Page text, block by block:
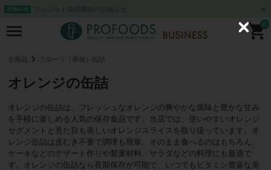
お知らせ クレジット決済開始のお知らせ
0
全商品 フルーツ（果物）缶詰
オレンジの缶詰
オレンジの缶詰は、フレッシュなオレンジの爽やかな風味と豊かな甘み
を手軽に楽しめる人気の保存食品です。当店では、使いやすいオレンジ
セグメントと見た目も美しいオレンジスライスを取り扱っています。オ
レンジ缶詰は皮むき不要で調理も簡単、そのまま食べるのはもちろん、
ケーキなどのデザート作りや製菓材料、サラダなどの料理にも最適で
す。オレンジの缶詰なら長期保存が可能で、いつでもビタミン豊富な美
C